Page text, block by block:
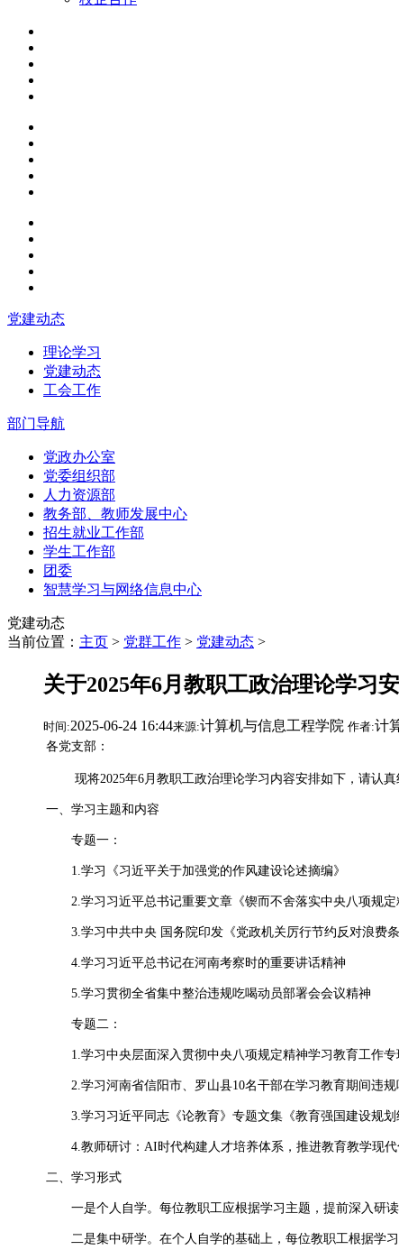
党建动态
理论学习
党建动态
工会工作
部门导航
党政办公室
党委组织部
人力资源部
教务部、教师发展中心
招生就业工作部
学生工作部
团委
智慧学习与网络信息中心
党建动态
当前位置： 主页 > 党群工作 > 党建动态 >
关于2025年6月教职工政治理论学习
时间:2025-06-24 16:44来源:计算机与信息工程学院 作者:计
各党支部：
现将2025年6月教职工政治理论学习内容安排如下，请认真
一、学习主题和内容
专题一：
1.学习《习近平关于加强党的作风建设论述摘编》
2.学习习近平总书记重要文章《锲而不舍落实中央八项规定
3.学习中共中央 国务院印发《党政机关厉行节约反对浪费条
4.学习习近平总书记在河南考察时的重要讲话精神
5.学习贯彻全省集中整治违规吃喝动员部署会会议精神
专题二：
1.学习中央层面深入贯彻中央八项规定精神学习教育工作专
2.学习河南省信阳市、罗山县10名干部在学习教育期间违规
3.学习习近平同志《论教育》专题文集《教育强国建设规划
4.教师研讨：AI时代构建人才培养体系，推进教育教学现代
二、学习形式
一是个人自学。每位教职工应根据学习主题，提前深入研读
二是集中研学。在个人自学的基础上，每位教职工根据学习